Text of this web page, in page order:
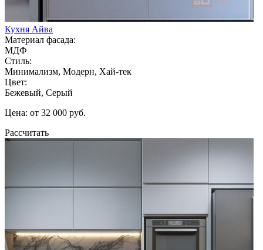
Кухня Айва
Материал фасада:
МДФ
Стиль:
Минимализм, Модерн, Хай-тек
Цвет:
Бежевый, Серый
Цена: от 32 000 руб.
Рассчитать